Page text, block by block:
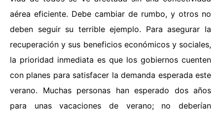
aérea eficiente. Debe cambiar de rumbo, y otros no
deben seguir su terrible ejemplo. Para asegurar la
recuperación y sus beneficios económicos y sociales,
la prioridad inmediata es que los gobiernos cuenten
con planes para satisfacer la demanda esperada este
verano. Muchas personas han esperado dos años
para unas vacaciones de verano; no deberían